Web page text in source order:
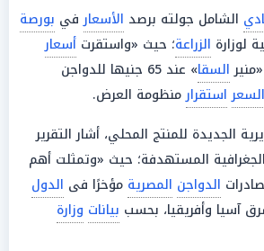
الشامل جولته برصد الأسعارفي بورصة
لوزارة الزراعة؛ حيث «واستقرت أسعار
«منيرالسقا
» عند 65 جنيها للدواجن
السعر استقرارمنظومة العرض.
الجديدة للمنتج المحلي، أشار التقرير
المستهدفة؛ حيث «وتمثلت أهم
الدواجن المصرية مؤخرًا فى الدول
آسيا وأفريقيا، بحسب بيانات وزارة